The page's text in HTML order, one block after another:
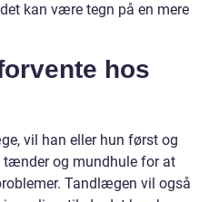
kan være tegn på en mere
hos
vil han eller hun først og
tænder og mundhule for at
Tandlægen vil også